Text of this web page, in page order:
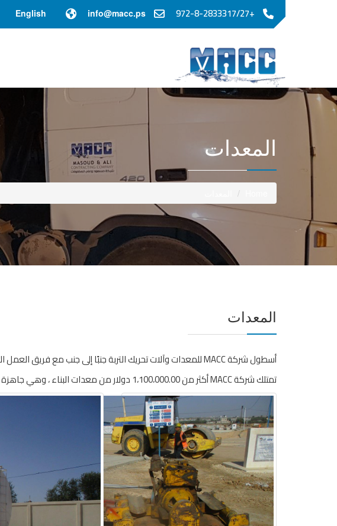
+972-8-2833317/27
info@macc.ps
English
المعدات
المعدات
أسطول شركة MACC للمعدات وآلات تحريك التربة جنبًا إلى جنب مع فريق العمل المختار خصيصًا يضع الشركة في المقدمة على المقاولين الآخرين.
تمتلك شركة MACC أكثر من 1،100،000.00 دولار من معدات البناء ، وهي جاهزة لاستخدام أي آلة مطلوبة لتنفيذ المشروع.